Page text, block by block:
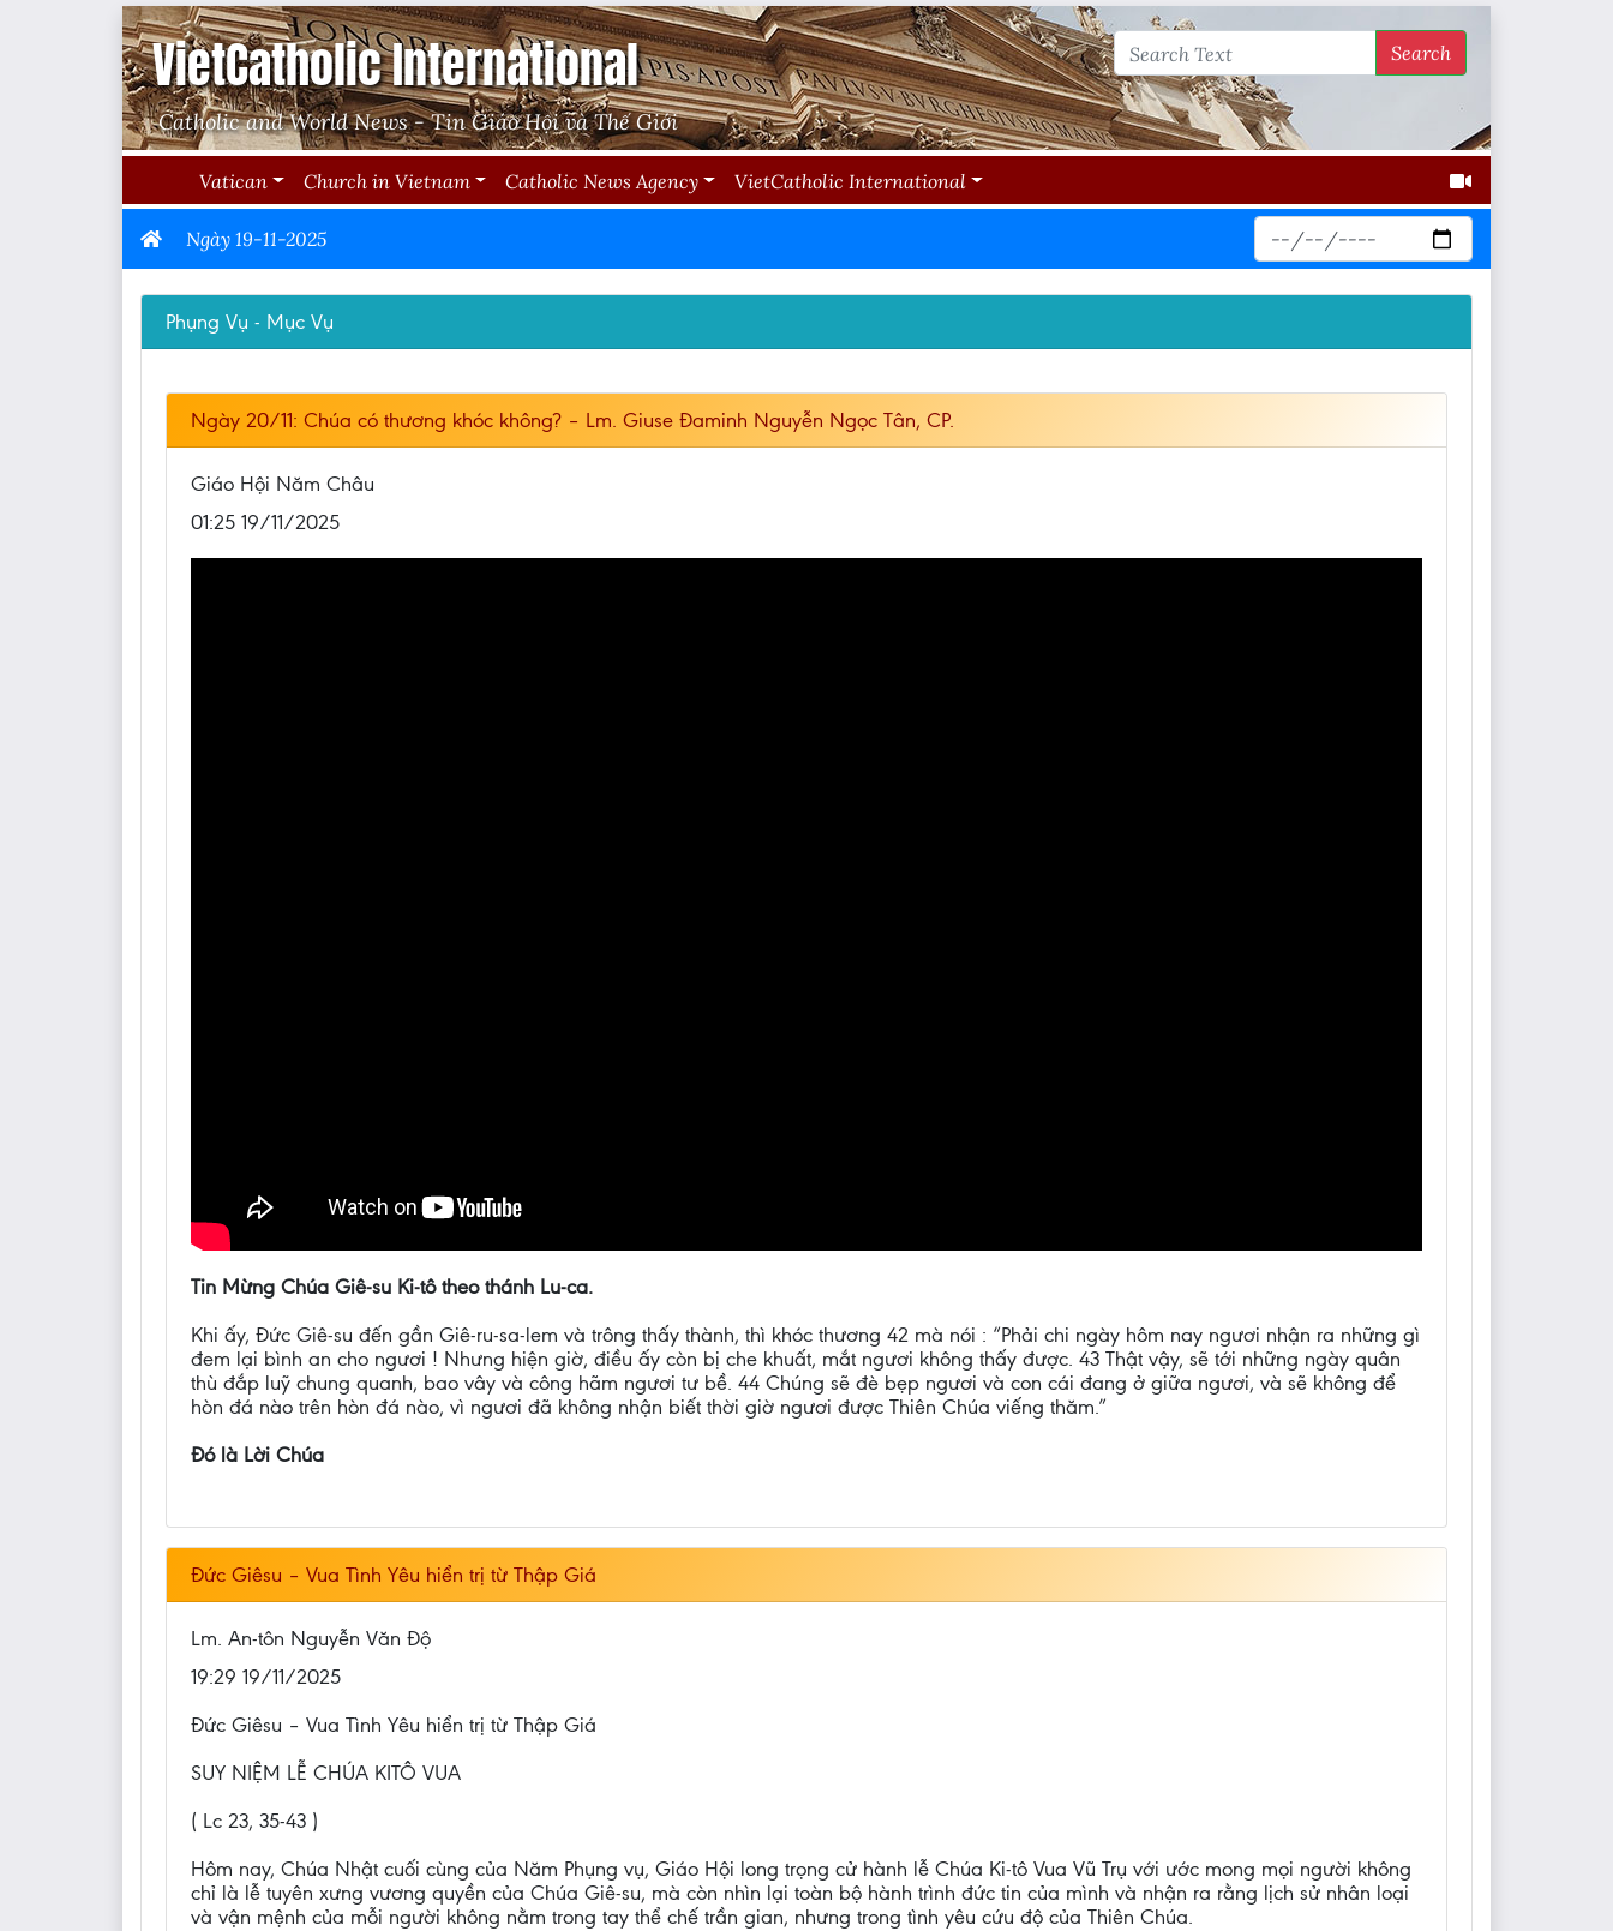
VietCatholic International
Catholic and World News - Tin Giáo Hội và Thế Giới
Search
Vatican Church in Vietnam Catholic News Agency VietCatholic International
Ngày 19-11-2025
Phụng Vụ - Mục Vụ
Ngày 20/11: Chúa có thương khóc không? – Lm. Giuse Đaminh Nguyễn Ngọc Tân, CP.
Giáo Hội Năm Châu
01:25 19/11/2025
Tin Mừng Chúa Giê-su Ki-tô theo thánh Lu-ca.
Khi ấy, Đức Giê-su đến gần Giê-ru-sa-lem và trông thấy thành, thì khóc thương 42 mà nói : “Phải chi ngày hôm nay ngươi nhận ra những gì
đem lại bình an cho ngươi ! Nhưng hiện giờ, điều ấy còn bị che khuất, mắt ngươi không thấy được. 43 Thật vậy, sẽ tới những ngày quân
thù đắp luỹ chung quanh, bao vây và công hãm ngươi tư bề. 44 Chúng sẽ đè bẹp ngươi và con cái đang ở giữa ngươi, và sẽ không để
hòn đá nào trên hòn đá nào, vì ngươi đã không nhận biết thời giờ ngươi được Thiên Chúa viếng thăm.”
Đó là Lời Chúa
Đức Giêsu – Vua Tình Yêu hiển trị từ Thập Giá
Lm. An-tôn Nguyễn Văn Độ
19:29 19/11/2025
Đức Giêsu – Vua Tình Yêu hiển trị từ Thập Giá
SUY NIỆM LỄ CHÚA KITÔ VUA
( Lc 23, 35-43 )
Hôm nay, Chúa Nhật cuối cùng của Năm Phụng vụ, Giáo Hội long trọng cử hành lễ Chúa Ki-tô Vua Vũ Trụ với ước mong mọi người không
chỉ là lễ tuyên xưng vương quyền của Chúa Giê-su, mà còn nhìn lại toàn bộ hành trình đức tin của mình và nhận ra rằng lịch sử nhân loại
và vận mệnh của mỗi người không nằm trong tay thể chế trần gian, nhưng trong tình yêu cứu độ của Thiên Chúa.